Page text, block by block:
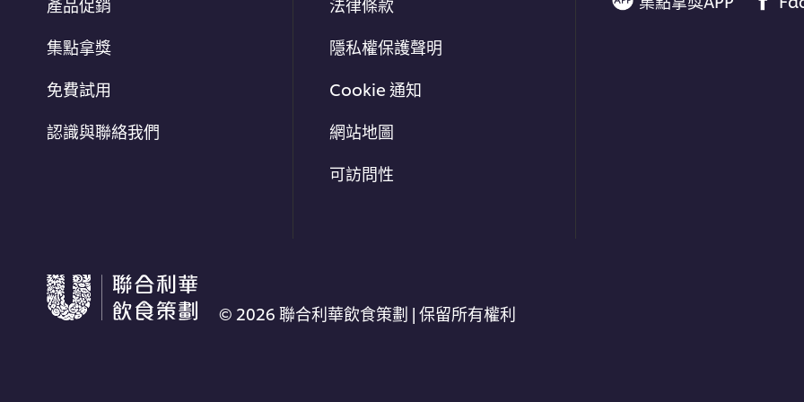
集點拿獎
免費試用
認識與聯絡我們
隱私權保護聲明
Cookie 通知
網站地圖
可訪問性
© 2026 聯合利華飲食策劃 | 保留所有權利